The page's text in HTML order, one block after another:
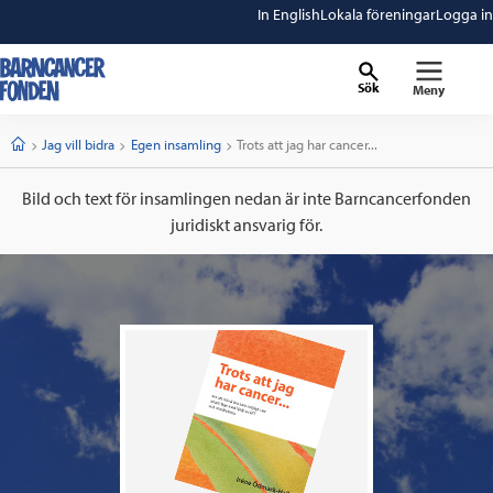
In EnglishLokala föreningarLogga in
Sök Meny
StartJag vill bidra Egen insamling Current:
Trots att jag har cancer...
Bild och text för insamlingen nedan är inte Barncancerfonden
juridiskt ansvarig för.